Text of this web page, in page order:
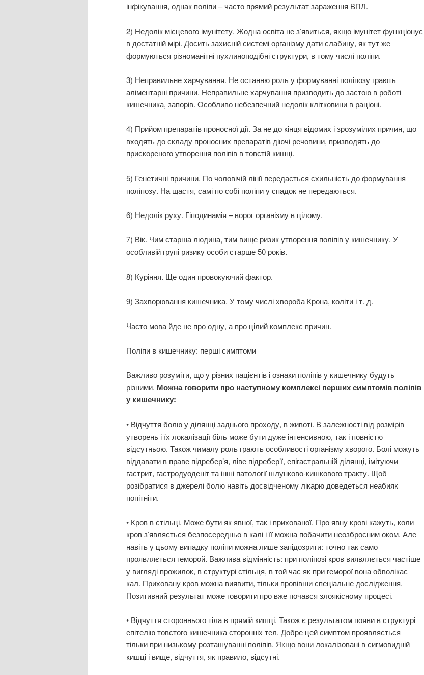
інфікування, однак поліпи – часто прямий результат зараження ВПЛ.
2) Недолік місцевого імунітету. Жодна освіта не з’явиться, якщо імунітет функціонує
в достатній мірі. Досить захисній системі організму дати слабину, як тут же
формуються різноманітні пухлиноподібні структури, в тому числі поліпи.
3) Неправильне харчування. Не останню роль у формуванні поліпозу грають
аліментарні причини. Неправильне харчування призводить до застою в роботі
кишечника, запорів. Особливо небезпечний недолік клітковини в раціоні.
4) Прийом препаратів проносної дії. За не до кінця відомих і зрозумілих причин, що
входять до складу проносних препаратів діючі речовини, призводять до
прискореного утворення поліпів в товстій кишці.
5) Генетичні причини. По чоловічій лінії передається схильність до формування
поліпозу. На щастя, самі по собі поліпи у спадок не передаються.
6) Недолік руху. Гіподинамія – ворог організму в цілому.
7) Вік. Чим старша людина, тим вище ризик утворення поліпів у кишечнику. У
особливій групі ризику особи старше 50 років.
8) Куріння. Ще один провокуючий фактор.
9) Захворювання кишечника. У тому числі хвороба Крона, коліти і т. д.
Часто мова йде не про одну, а про цілий комплекс причин.
Поліпи в кишечнику: перші симптоми
Важливо розуміти, що у різних пацієнтів і ознаки поліпів у кишечнику будуть
різними. Можна говорити про наступному комплексі перших симптомів поліпів
у кишечнику:
• Відчуття болю у ділянці заднього проходу, в животі. В залежності від розмірів
утворень і їх локалізації біль може бути дуже інтенсивною, так і повністю
відсутньою. Також чималу роль грають особливості організму хворого. Болі можуть
віддавати в праве підребер’я, ліве підребер’ї, епігастральній ділянці, імітуючи
гастрит, гастродуоденіт та інші патології шлунково-кишкового тракту. Щоб
розібратися в джерелі болю навіть досвідченому лікарю доведеться неабияк
попітніти.
• Кров в стільці. Може бути як явної, так і прихованої. Про явну крові кажуть, коли
кров з’являється безпосередньо в калі і її можна побачити неозброєним оком. Але
навіть у цьому випадку поліпи можна лише запідозрити: точно так само
проявляється геморой. Важлива відмінність: при поліпозі кров виявляється частіше
у вигляді прожилок, в структурі стільця, в той час як при геморої вона обволікає
кал. Приховану кров можна виявити, тільки провівши спеціальне дослідження.
Позитивний результат може говорити про вже почався злоякісному процесі.
• Відчуття стороннього тіла в прямій кишці. Також є результатом появи в структурі
епітелію товстого кишечника сторонніх тел. Добре цей симптом проявляється
тільки при низькому розташуванні поліпів. Якщо вони локалізовані в сигмовидній
кишці і вище, відчуття, як правило, відсутні.